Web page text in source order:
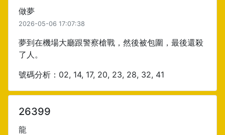
做夢
2026-05-06 17:07:38
夢到在機場大廳跟警察槍戰，然後被包圍，最後還殺
了人。
號碼分析：02, 14, 17, 20, 23, 28, 32, 41
26399
龍